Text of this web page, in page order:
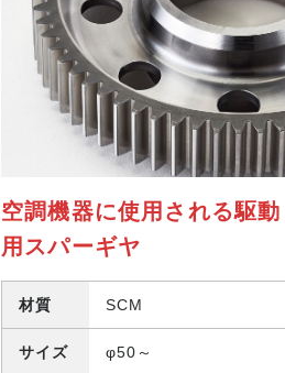
空調機器に使用される駆動
用スパーギヤ
材質 SCM
サイズ φ50～